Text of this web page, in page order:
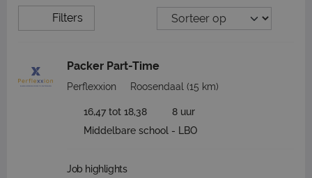
Filters
Packer Part-Time
Perflexxion Roosendaal (15 km)
16,47 tot 18,38
8 uur
Middelbare school - LBO
Job highlights